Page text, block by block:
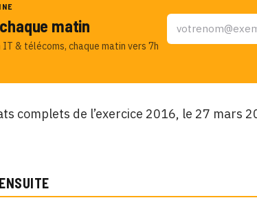
matin
& télécoms, chaque matin vers 7h
complets de l’exercice 2016, le 27 mars